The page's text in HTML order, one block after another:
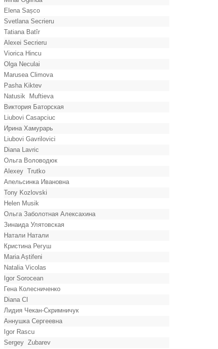
Elena Sașco
Svetlana Secrieru
Tatiana Batîr
Alexei Secrieru
Viorica Hincu
Olga Neculai
Marusea Climova
Pasha Kiktev
Natusik Muftieva
Виктория Баторская
Liubovi Casapciuc
Ирина Хамурарь
Liubovi Gavrilovici
Diana Lavric
Ольга Воловодюк
Alexey Trutko
Апельсинка Ивановна
Tony Kozlovski
Helen Musik
Ольга Заболотная Алексахина
Зинаида Улятовская
Натали Натали
Кристина Регуш
Maria Aștifeni
Natalia Vicolas
Igor Sorocean
Гена Колесниченко
Diana CI
Лидия Чекан-Скримничук
Аннушка Сергеевна
Igor Rascu
Sergey Zubarev